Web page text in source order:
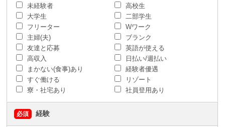
未経験者
高校生
大学生
二部学生
フリーター
Wワーク
主婦(夫)
ブランク
友達と応募
英語が使える
高収入
日払い/週払い
まかない(食事)あり
経験者優遇
すぐ働ける
リゾート
寮・社宅あり
社員登用あり
必須 経験